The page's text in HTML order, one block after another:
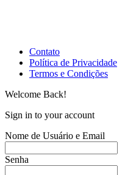
Contato
Política de Privacidade
Termos e Condições
Welcome Back!
Sign in to your account
Nome de Usuário e Email
Senha